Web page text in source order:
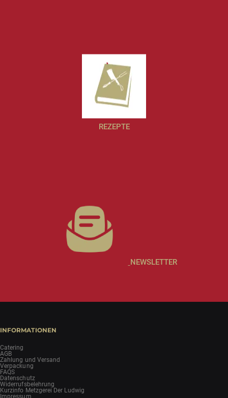
REZEPTE
NEWSLETTER
INFORMATIONEN
Catering
AGB
Zahlung und Versand
Verpackung
FAQS
Datenschutz
Widerrufsbelehrung
Kurzinfo Metzgerei Der Ludwig
Impressum